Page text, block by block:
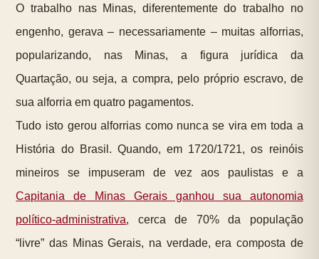
O trabalho nas Minas, diferentemente do trabalho no
engenho, gerava – necessariamente – muitas alforrias,
popularizando, nas Minas, a figura jurídica da
Quartação, ou seja, a compra, pelo próprio escravo, de
sua alforria em quatro pagamentos.
Tudo isto gerou alforrias como nunca se vira em toda a
História do Brasil. Quando, em 1720/1721, os reinóis
mineiros se impuseram de vez aos paulistas e a
Capitania de Minas Gerais ganhou sua autonomia
político-administrativa, cerca de 70% da população
“livre” das Minas Gerais, na verdade, era composta de